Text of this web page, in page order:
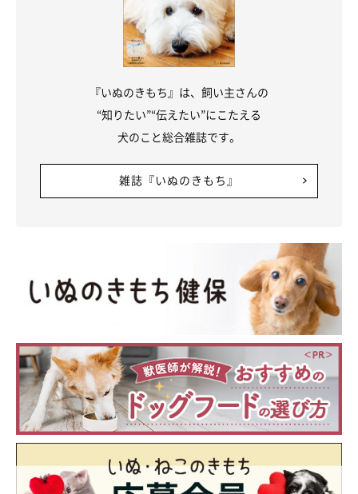
『いぬのきもち』は、飼い主さんの
“知りたい”“伝えたい”にこたえる
犬のこと総合雑誌です。
雑誌『いぬのきもち』